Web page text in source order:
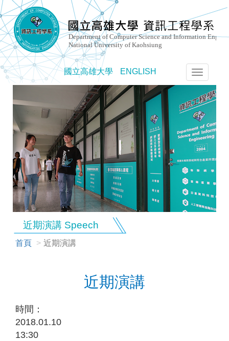
國立高雄大學 ENGLISH
選
單
切
換
近期演講 Speech
首頁 近期演講
近期演講
時間：
2018.01.10
13:30